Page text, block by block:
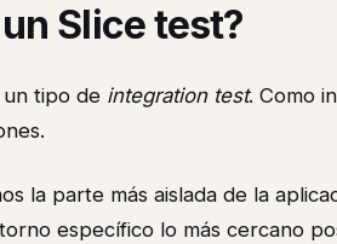
Slice test?
tipo de integration test. Como
la parte más aislada de la
específico lo más cercano